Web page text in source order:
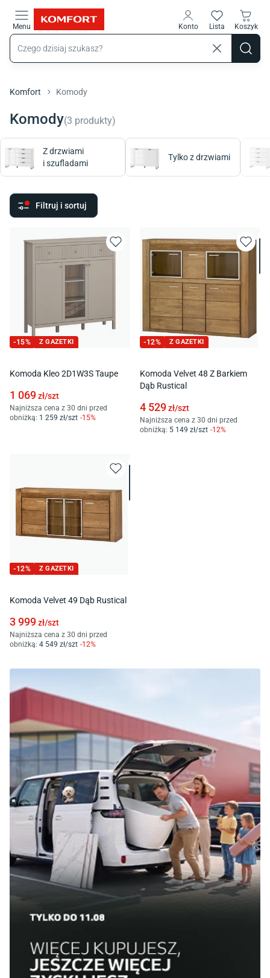
Menu Konto Lista Koszyk
Komfort Komody
Komody(3 produkty)
Z drzwiami
i szufladami
Tylko z drzwiami
Filtruj i sortuj
-15% Z GAZETKI
Komoda Kleo 2D1W3S Taupe
1 069zł/szt
Najniższa cena z 30 dni przed
obniżką: 1 259 zł/szt -15%
-12% Z GAZETKI
Komoda Velvet 48 Z Barkiem
Dąb Rustical
4 529zł/szt
Najniższa cena z 30 dni przed
obniżką: 5 149 zł/szt -12%
-12% Z GAZETKI
Komoda Velvet 49 Dąb Rustical
3 999zł/szt
Najniższa cena z 30 dni przed
obniżką: 4 549 zł/szt -12%